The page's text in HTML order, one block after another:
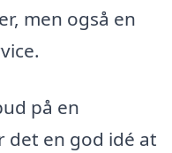
men også en
på en
en god idé at